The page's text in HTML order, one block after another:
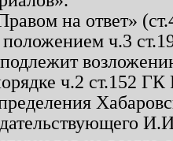
на ответ»
положением ч.3
ч.2 ст.152